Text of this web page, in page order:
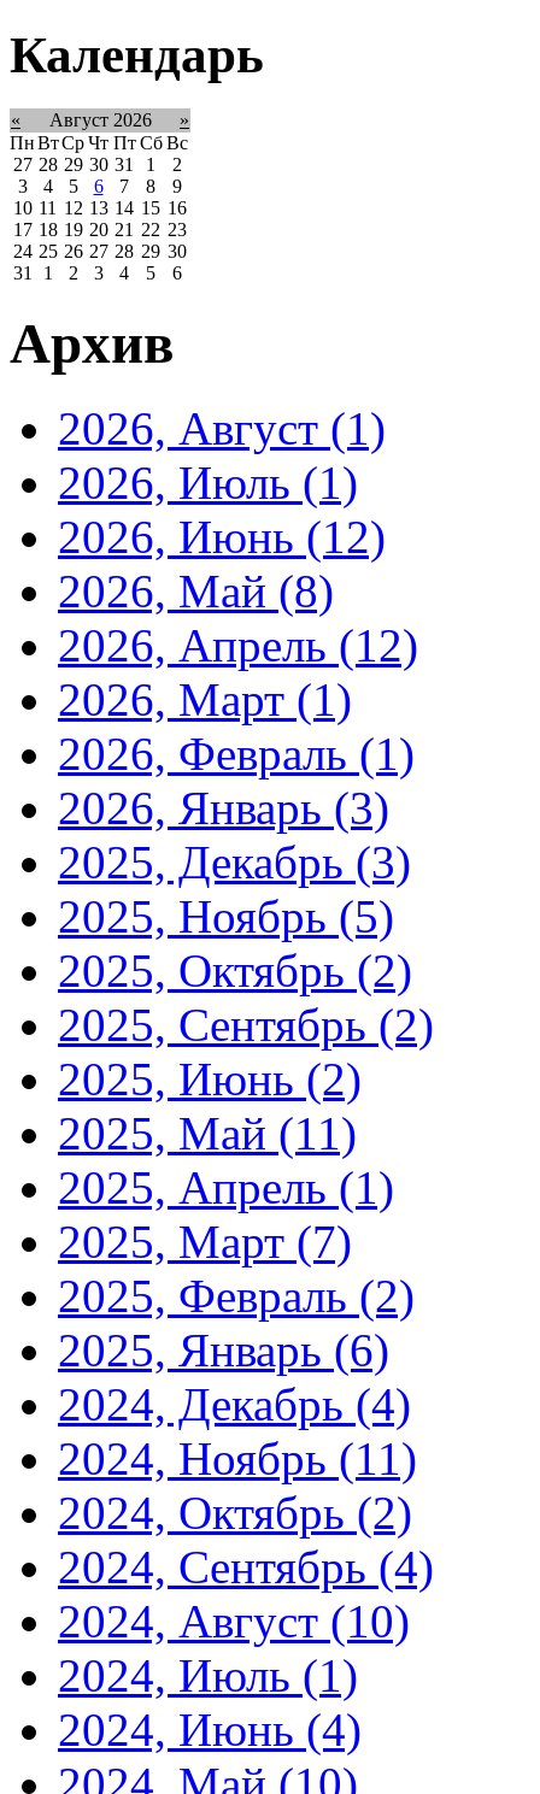
Календарь
« Август 2026
»
ПнВтСрЧт Пт Сб Вс
27 28 29 30 31 1
2
3
4 5 6 7 8
9
10 11 12 13 14 15 16
17 18 19 20 21 22 23
24 25 26 27 28 29 30
31
1 2 3 4 5 6
Архив
2026, Август (1)
2026, Июль (1)
2026, Июнь (12)
2026, Май (8)
2026, Апрель (12)
2026, Март (1)
2026, Февраль (1)
2026, Январь (3)
2025, Декабрь (3)
2025, Ноябрь (5)
2025, Октябрь (2)
2025, Сентябрь (2)
2025, Июнь (2)
2025, Май (11)
2025, Апрель (1)
2025, Март (7)
2025, Февраль (2)
2025, Январь (6)
2024, Декабрь (4)
2024, Ноябрь (11)
2024, Октябрь (2)
2024, Сентябрь (4)
2024, Август (10)
2024, Июль (1)
2024, Июнь (4)